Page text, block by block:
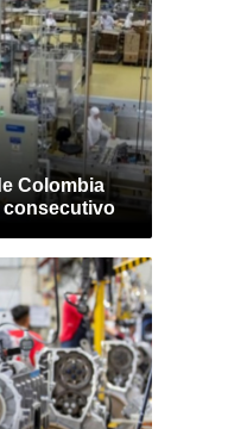
Colombia
consecutivo